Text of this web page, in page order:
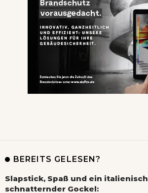
BEREITS GELESEN?
Slapstick, Spaß und ein italienisch
schnatternder Gockel: